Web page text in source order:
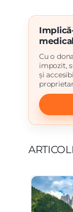
Cu o
impozit,
și